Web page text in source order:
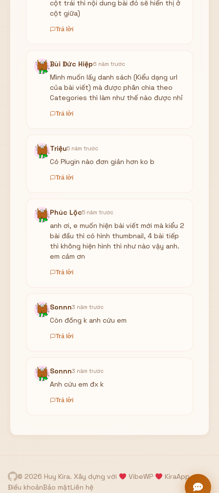
cột trái thì nội dung bài đó sẽ hiển thị ở
cột giữa)
Trả lời
Bùi Đức Hiệp6 năm trước
Mình muốn lấy danh sách (Kiểu dạng url
của bài viết) mà được phân chia theo
Categories thì làm như thế nào được nhỉ
Trả lời
Triệu5 năm trước
Có Plugin nào đơn giản hơn ko b
Trả lời
Phúc Lộc5 năm trước
anh ơi, e muốn hiện bài viết mới mà kiểu 2
bài đầu thì có hình thumbnail, 4 bài tiếp
thì không hiện hình thì như nào vậy anh.
em cảm ơn
Trả lời
Sonnn3 năm trước
Còn đồng k anh cứu em
Trả lời
Sonnn3 năm trước
Anh cứu em đx k
Trả lời
© 2026 Huy Kira. Xây dựng với VibeWP
KiraApp
Điều khoảnBảo mậtLiên hệ